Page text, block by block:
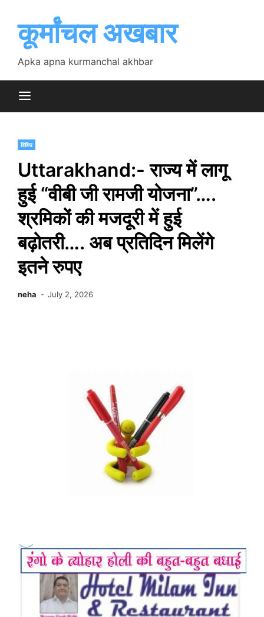
contentकूर्मांचल अखबार
Apka apna kurmanchal akhbar
विविध
Uttarakhand:- राज्य में लागू
हुई “वीबी जी रामजी योजना”….
श्रमिकों की मजदूरी में हुई
बढ़ोतरी…. अब प्रतिदिन मिलेंगे
इतने रुपए
neha July 2, 2026